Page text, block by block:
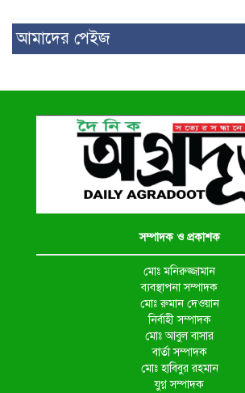
আমাদের পেইজ
সম্পাদক ও প্রকাশক
মোঃ মনিরুজ্জামান
ব্যবস্থাপনা সম্পাদক
মোঃ রুমান দেওয়ান
নির্বাহী সম্পাদক
মোঃ আবুল বাসার
বার্তা সম্পাদক
মোঃ হাবিবুর রহমান
যুগ্ন সম্পাদক